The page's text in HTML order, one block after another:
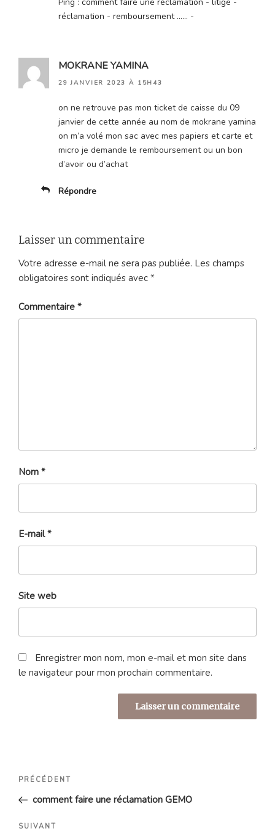
Ping : comment faire une réclamation - litige -
réclamation - remboursement ...... -
MOKRANE YAMINA
29 JANVIER 2023 À 15H43
on ne retrouve pas mon ticket de caisse du 09
janvier de cette année au nom de mokrane yamina
on m’a volé mon sac avec mes papiers et carte et
micro je demande le remboursement ou un bon
d’avoir ou d’achat
Répondre
Laisser un commentaire
Votre adresse e-mail ne sera pas publiée. Les champs
obligatoires sont indiqués avec *
Commentaire *
Nom *
E-mail*
Site web
Enregistrer mon nom, mon e-mail et mon site dans
le navigateur pour mon prochain commentaire.
Navigation
l’article
Article
précédent
PRÉCÉDENT
comment faire une réclamation GEMO
Article
SUIVANT